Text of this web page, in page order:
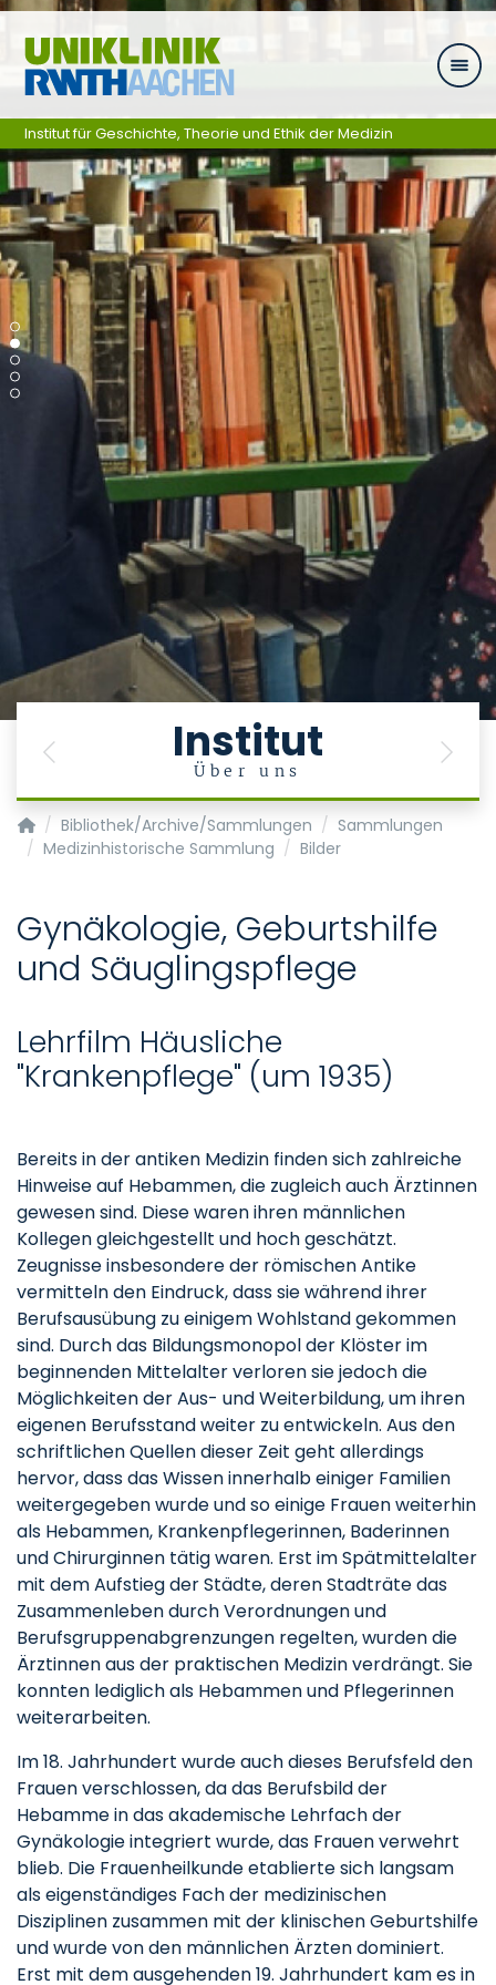
Zum Inhalt springen
Institut
Über uns
Previous Next
Institut für Geschichte, Theorie und Ethik der Medizin
Institut für Geschichte, Theorie und Ethik der Medizin
Bibliothek/Archive/Sammlungen
Sammlungen
Medizinhistorische Sammlung
Bilder
Gynäkologie, Geburtshilfe
und Säuglingspflege
Lehrfilm Häusliche
"Krankenpflege" (um 1935)
Bereits in der antiken Medizin finden sich zahlreiche
Hinweise auf Hebammen, die zugleich auch Ärztinnen
gewesen sind. Diese waren ihren männlichen
Kollegen gleichgestellt und hoch geschätzt.
Zeugnisse insbesondere der römischen Antike
vermitteln den Eindruck, dass sie während ihrer
Berufsausübung zu einigem Wohlstand gekommen
sind. Durch das Bildungsmonopol der Klöster im
beginnenden Mittelalter verloren sie jedoch die
Möglichkeiten der Aus- und Weiterbildung, um ihren
eigenen Berufsstand weiter zu entwickeln. Aus den
schriftlichen Quellen dieser Zeit geht allerdings
hervor, dass das Wissen innerhalb einiger Familien
weitergegeben wurde und so einige Frauen weiterhin
als Hebammen, Krankenpflegerinnen, Baderinnen
und Chirurginnen tätig waren. Erst im Spätmittelalter
mit dem Aufstieg der Städte, deren Stadträte das
Zusammenleben durch Verordnungen und
Berufsgruppenabgrenzungen regelten, wurden die
Ärztinnen aus der praktischen Medizin verdrängt. Sie
konnten lediglich als Hebammen und Pflegerinnen
weiterarbeiten.
Im 18. Jahrhundert wurde auch dieses Berufsfeld den
Frauen verschlossen, da das Berufsbild der
Hebamme in das akademische Lehrfach der
Gynäkologie integriert wurde, das Frauen verwehrt
blieb. Die Frauenheilkunde etablierte sich langsam
als eigenständiges Fach der medizinischen
Disziplinen zusammen mit der klinischen Geburtshilfe
und wurde von den männlichen Ärzten dominiert.
Erst mit dem ausgehenden 19. Jahrhundert kam es in